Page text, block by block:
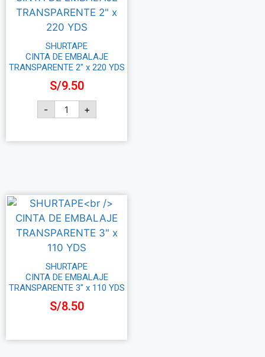
SHURTAPE
CINTA DE EMBALAJE
TRANSPARENTE 2″ x 220 YDS
S/9.50
-
+
SHURTAPE
CINTA DE EMBALAJE
TRANSPARENTE 3″ x 110 YDS
S/8.50